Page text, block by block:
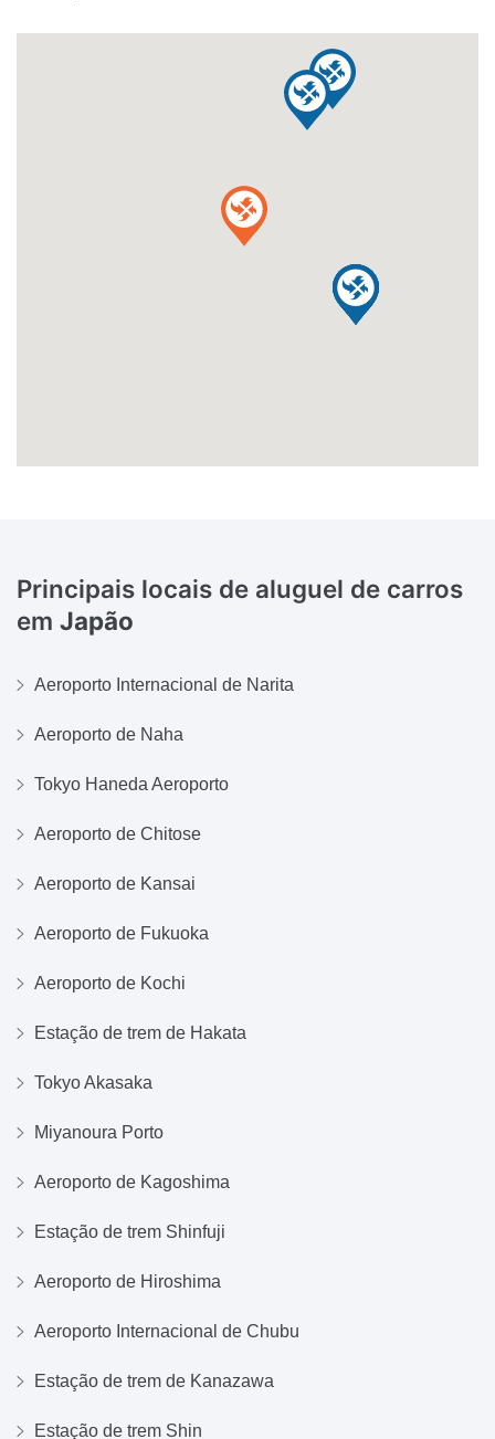
Principais locais de aluguel de carros
em Japão
Aeroporto Internacional de Narita
Aeroporto de Naha
Tokyo Haneda Aeroporto
Aeroporto de Chitose
Aeroporto de Kansai
Aeroporto de Fukuoka
Aeroporto de Kochi
Estação de trem de Hakata
Tokyo Akasaka
Miyanoura Porto
Aeroporto de Kagoshima
Estação de trem Shinfuji
Aeroporto de Hiroshima
Aeroporto Internacional de Chubu
Estação de trem de Kanazawa
Estação de trem Shin